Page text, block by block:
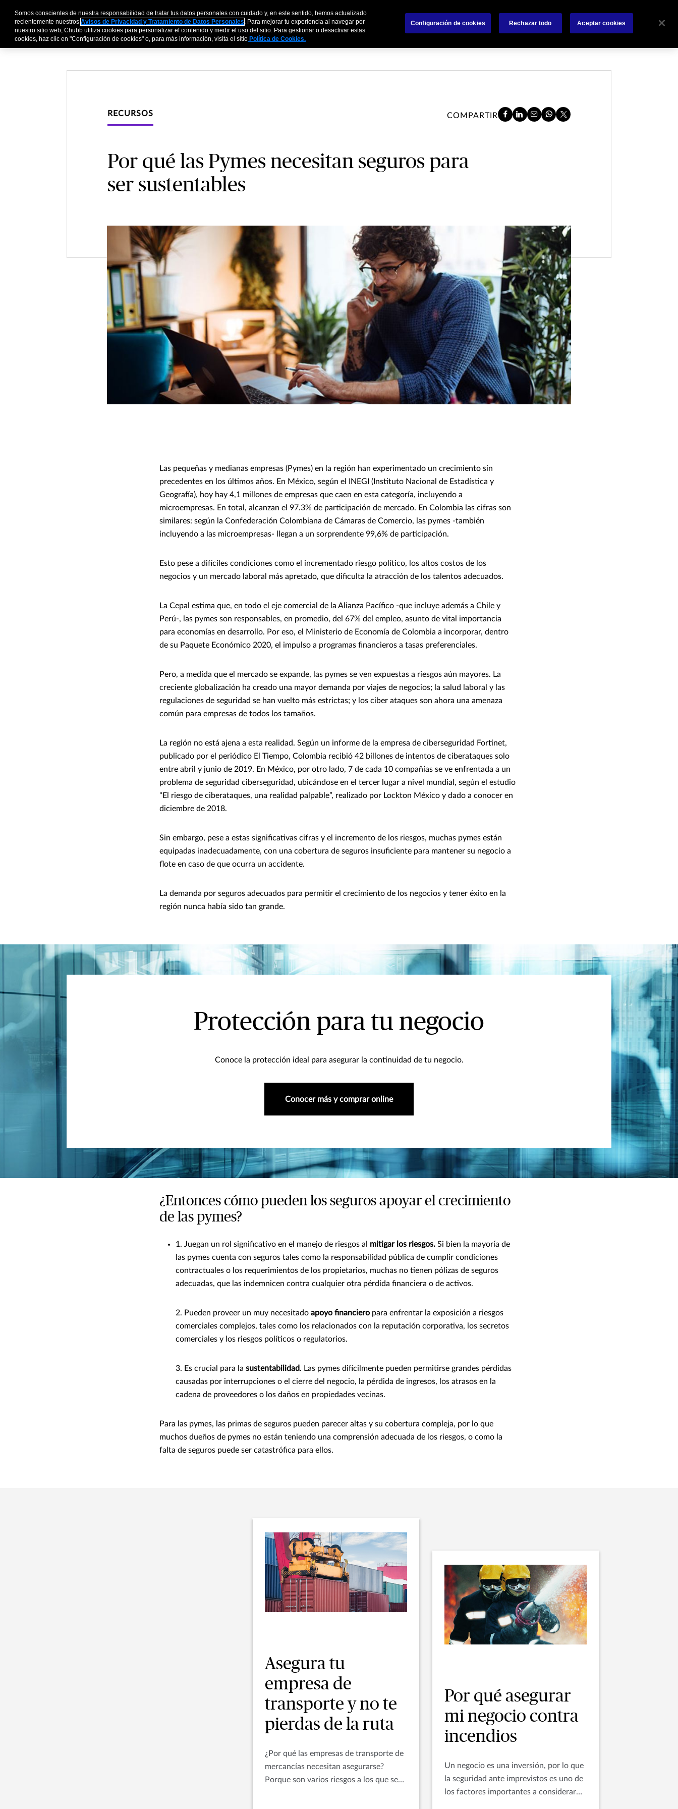
Personas y FamiliasEmpresas Agentes y Brokers Sobre nosotros
RECURSOS COMPARTIR
Por qué las Pymes necesitan seguros para
ser sustentables
Las pequeñas y medianas empresas (Pymes) en la región han experimentado un crecimiento sin
precedentes en los últimos años. En México, según el INEGI (Instituto Nacional de Estadística y
Geografía), hoy hay 4,1 millones de empresas que caen en esta categoría, incluyendo a
microempresas. En total, alcanzan el 97.3% de participación de mercado. En Colombia las cifras son
similares: según la Confederación Colombiana de Cámaras de Comercio, las pymes -también
incluyendo a las microempresas- llegan a un sorprendente 99,6% de participación.
Esto pese a difíciles condiciones como el incrementado riesgo político, los altos costos de los
negocios y un mercado laboral más apretado, que dificulta la atracción de los talentos adecuados.
La Cepal estima que, en todo el eje comercial de la Alianza Pacífico -que incluye además a Chile y
Perú-, las pymes son responsables, en promedio, del 67% del empleo, asunto de vital importancia
para economías en desarrollo. Por eso, el Ministerio de Economía de Colombia a incorporar, dentro
de su Paquete Económico 2020, el impulso a programas financieros a tasas preferenciales.
Pero, a medida que el mercado se expande, las pymes se ven expuestas a riesgos aún mayores. La
creciente globalización ha creado una mayor demanda por viajes de negocios; la salud laboral y las
regulaciones de seguridad se han vuelto más estrictas; y los ciber ataques son ahora una amenaza
común para empresas de todos los tamaños.
La región no está ajena a esta realidad. Según un informe de la empresa de ciberseguridad Fortinet,
publicado por el periódico El Tiempo, Colombia recibió 42 billones de intentos de ciberataques solo
entre abril y junio de 2019. En México, por otro lado, 7 de cada 10 compañías se ve enfrentada a un
problema de seguridad ciberseguridad, ubicándose en el tercer lugar a nivel mundial, según el estudio
“El riesgo de ciberataques, una realidad palpable”, realizado por Lockton México y dado a conocer en
diciembre de 2018.
Sin embargo, pese a estas significativas cifras y el incremento de los riesgos, muchas pymes están
equipadas inadecuadamente, con una cobertura de seguros insuficiente para mantener su negocio a
flote en caso de que ocurra un accidente.
La demanda por seguros adecuados para permitir el crecimiento de los negocios y tener éxito en la
región nunca había sido tan grande.
Protección para tu negocio
Conoce la protección ideal para asegurar la continuidad de tu negocio.
Conocer más y comprar online
¿Entonces cómo pueden los seguros apoyar el crecimiento
de las pymes?
1. Juegan un rol significativo en el manejo de riesgos al mitigar los riesgos. Si bien la mayoría de
las pymes cuenta con seguros tales como la responsabilidad pública de cumplir condiciones
contractuales o los requerimientos de los propietarios, muchas no tienen pólizas de seguros
adecuadas, que las indemnicen contra cualquier otra pérdida financiera o de activos.
2. Pueden proveer un muy necesitado apoyo financiero para enfrentar la exposición a riesgos
comerciales complejos, tales como los relacionados con la reputación corporativa, los secretos
comerciales y los riesgos políticos o regulatorios.
3. Es crucial para la sustentabilidad. Las pymes difícilmente pueden permitirse grandes pérdidas
causadas por interrupciones o el cierre del negocio, la pérdida de ingresos, los atrasos en la
cadena de proveedores o los daños en propiedades vecinas.
Para las pymes, las primas de seguros pueden parecer altas y su cobertura compleja, por lo que
muchos dueños de pymes no están teniendo una comprensión adecuada de los riesgos, o como la
falta de seguros puede ser catastrófica para ellos.
Asegura tu
empresa de
transporte y no te
pierdas de la ruta
¿Por qué las empresas de transporte de
mercancías necesitan asegurarse?
Porque son varios riesgos a los que se
Por qué asegurar
mi negocio contra
incendios
Un negocio es una inversión, por lo que
la seguridad ante imprevistos es uno de
los factores importantes a considerar
Somos conscientes de nuestra responsabilidad de tratar tus datos personales con cuidado y, en este sentido, hemos actualizado
recientemente nuestrosAvisos de Privacidad y Tratamiento de Datos Personales. Para mejorar tu experiencia al navegar por
nuestro sitio web, Chubb utiliza cookies para personalizar el contenido y medir el uso del sitio. Para gestionar o desactivar estas
cookies, haz clic en "Configuración de cookies" o, para más información, visita el sitio Política de Cookies.
Configuración de cookies Rechazar todo Aceptar cookies